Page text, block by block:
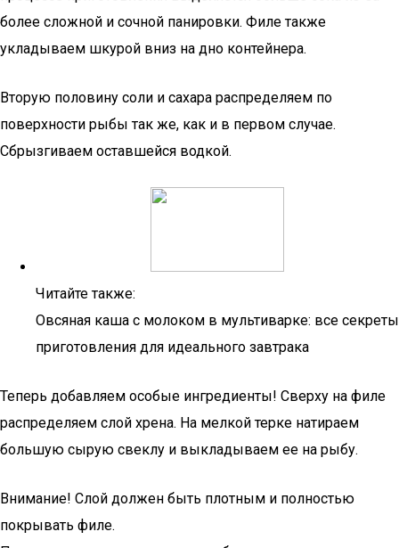
более сложной и сочной панировки. Филе также
укладываем шкурой вниз на дно контейнера.
Вторую половину соли и сахара распределяем по
поверхности рыбы так же, как и в первом случае.
Сбрызгиваем оставшейся водкой.
Читайте также:
Овсяная каша с молоком в мультиварке: все секреты
приготовления для идеального завтрака
Теперь добавляем особые ингредиенты! Сверху на филе
распределяем слой хрена. На мелкой терке натираем
большую сырую свеклу и выкладываем ее на рыбу.
Внимание! Слой должен быть плотным и полностью
покрывать филе.